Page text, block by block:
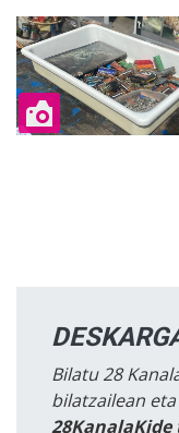
Bilatu 28
bilatzailean
28KanalaKide